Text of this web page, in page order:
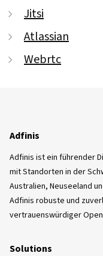
Jitsi
Atlassian
Webrtc
Adfinis
Adfinis ist ein führender
mit Standorten in der
Australien, Neuseeland
Adfinis robuste und
vertrauenswürdiger
Solutions